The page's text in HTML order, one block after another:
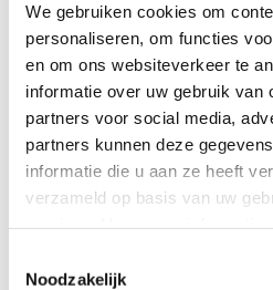
We gebruiken cookies om
personaliseren, om functies
en om ons websiteverkeer te
informatie over uw gebruik van
partners voor social media,
partners kunnen deze
informatie die u aan ze heeft
verzameld op basis van uw
Noodzakelijk
Type NDP
Productcategorieën
Categorie